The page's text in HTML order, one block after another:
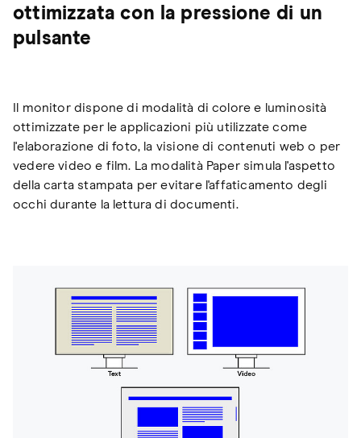
ottimizzata con la pressione di un
pulsante
Il monitor dispone di modalità di colore e luminosità
ottimizzate per le applicazioni più utilizzate come
l'elaborazione di foto, la visione di contenuti web o per
vedere video e film. La modalità Paper simula l'aspetto
della carta stampata per evitare l'affaticamento degli
occhi durante la lettura di documenti.